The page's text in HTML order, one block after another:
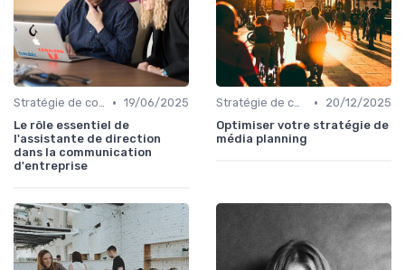
Stratégie de communication d’entreprise • 19/06/2025
Le rôle essentiel de
l'assistante de direction
dans la communication
d'entreprise
Stratégie de communication d’entreprise •
20/12/2025
Optimiser votre stratégie de
média planning